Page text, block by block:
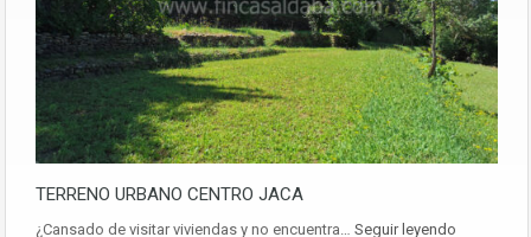
TERRENO URBANO CENTRO JACA
¿Cansado de visitar viviendas y no encuentra… Seguir leyendo